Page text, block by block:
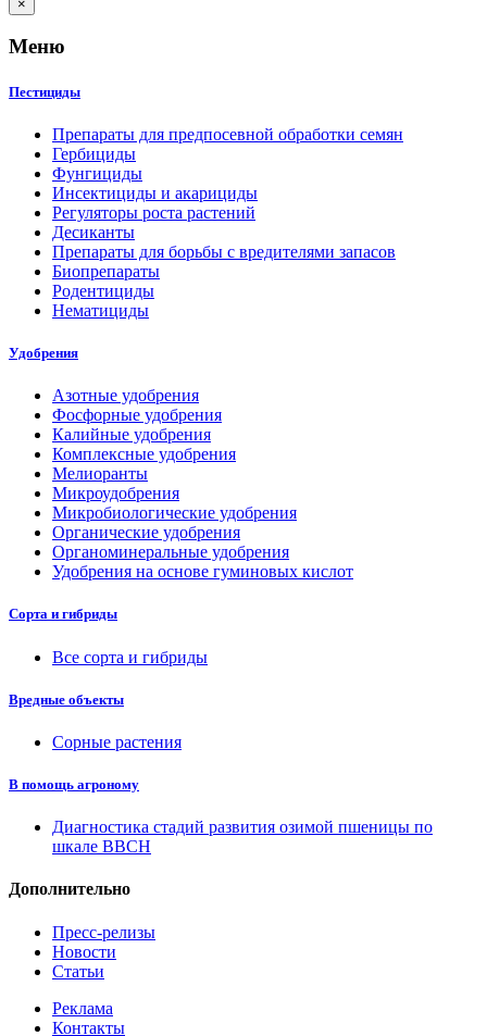
×
Меню
Пестициды
Препараты для предпосевной обработки семян
Гербициды
Фунгициды
Инсектициды и акарициды
Регуляторы роста растений
Десиканты
Препараты для борьбы с вредителями запасов
Биопрепараты
Родентициды
Нематициды
Удобрения
Азотные удобрения
Фосфорные удобрения
Калийные удобрения
Комплексные удобрения
Мелиоранты
Микроудобрения
Микробиологические удобрения
Органические удобрения
Органоминеральные удобрения
Удобрения на основе гуминовых кислот
Сорта и гибриды
Все сорта и гибриды
Вредные объекты
Сорные растения
В помощь агроному
Диагностика стадий развития озимой пшеницы по
шкале ВВСН
Дополнительно
Пресс-релизы
Новости
Статьи
Реклама
Контакты